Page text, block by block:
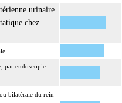
urinaire
chez
par endoscopie
bilatérale du rein